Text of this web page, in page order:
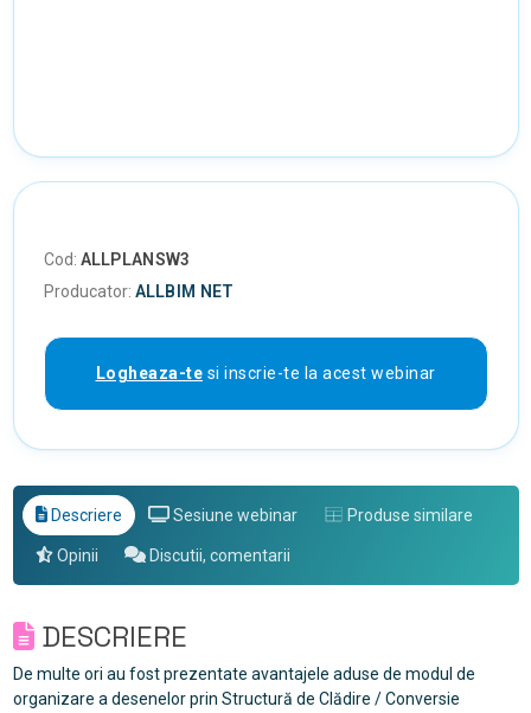
Cod: ALLPLANSW3
Producator: ALLBIM NET
Logheaza-te si inscrie-te la acest webinar
Descriere Sesiune webinar Produse similare
Opinii Discutii, comentarii
DESCRIERE
De multe ori au fost prezentate avantajele aduse de modul de
organizare a desenelor prin Structură de Clădire / Conversie